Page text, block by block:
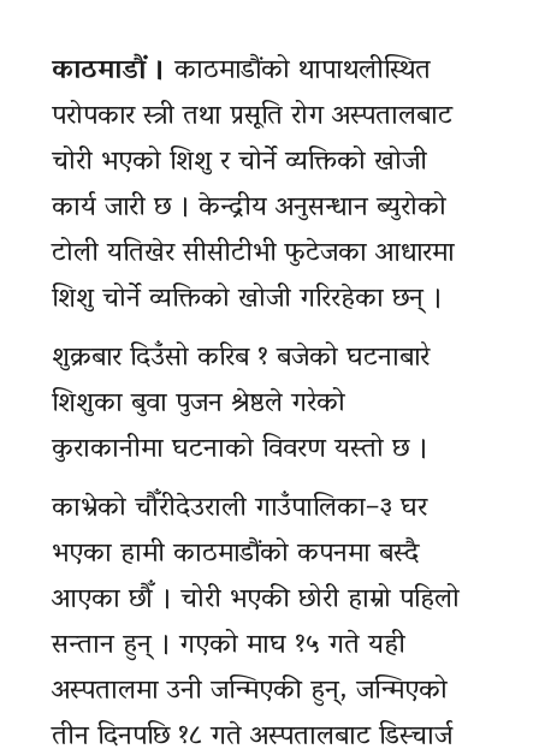
काठमाडौं । काठमाडौंको थापाथलीस्थित
परोपकार स्त्री तथा प्रसूति रोग अस्पतालबाट
चोरी भएको शिशु र चोर्ने व्यक्तिको खोजी
कार्य जारी छ । केन्द्रीय अनुसन्धान ब्युरोको
टोली यतिखेर सीसीटीभी फुटेजका आधारमा
शिशु चोर्ने व्यक्तिको खोजी गरिरहेका छन् ।
शुक्रबार दिउँसो करिब १ बजेको घटनाबारे
शिशुका बुवा पुजन श्रेष्ठले गरेको
कुराकानीमा घटनाको विवरण यस्तो छ ।
काभ्रेको चौँरीदेउराली गाउँपालिका–३ घर
भएका हामी काठमाडौंको कपनमा बस्दै
आएका छौँ । चोरी भएकी छोरी हाम्रो पहिलो
सन्तान हुन् । गएको माघ १५ गते यही
अस्पतालमा उनी जन्मिएकी हुन्, जन्मिएको
तीन दिनपछि १८ गते अस्पतालबाट डिस्चार्ज